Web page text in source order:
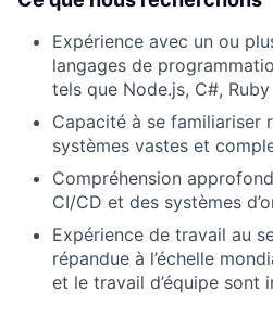
Expérience avec un ou
langages de
tels que Node.js, C#,
Capacité à se familiariser
systèmes vastes et
Compréhension
CI/CD et des systèmes
Expérience de travail au
répandue à l’échelle
et le travail d’équipe sont